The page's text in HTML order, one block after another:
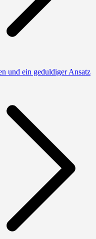
und ein geduldiger Ansatz